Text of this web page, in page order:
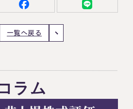
一覧へ戻る
ラム